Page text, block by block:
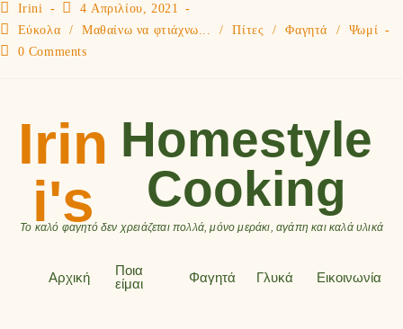
Irini
4 Απριλίου, 2021
Εύκολα
/ Μαθαίνω να φτιάχνω... / Πίτες / Φαγητά /
Ψωμί
0 Comments
Irin
i's
Homestyle
Cooking
Το καλό φαγητό δεν χρειάζεται πολλά, μόνο μεράκι, αγάπη και καλά υλικά
Αρχική
Ποια
είμαι
Φαγητά Γλυκά Εικοινωνία